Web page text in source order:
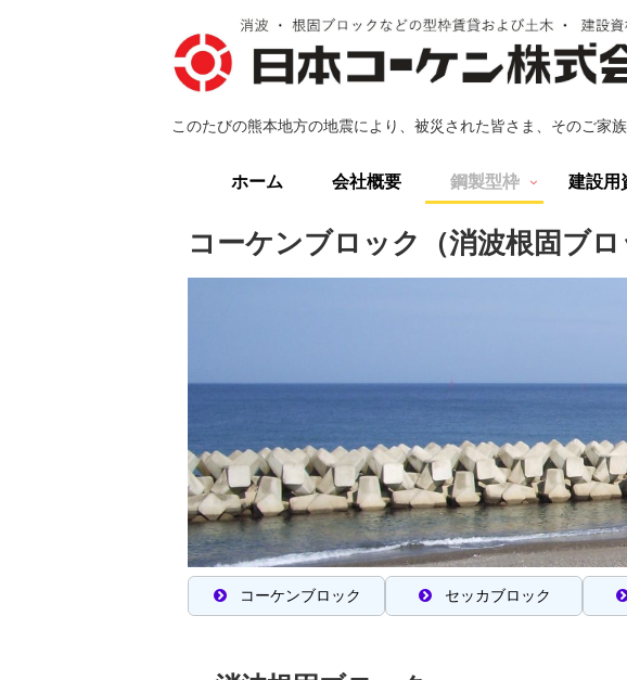
このたびの熊本地方の地震により、被災された皆さま、そのご家
ホーム 会社概要 鋼製型枠 建設用
コーケンブロック（消波根固ブロ
コーケンブロック セッカブロック